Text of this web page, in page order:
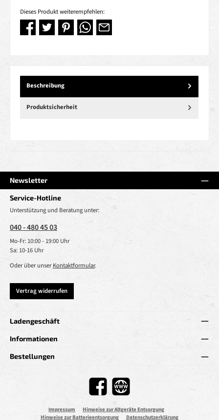
Dieses Produkt weiterempfehlen:
Beschreibung
Produktsicherheit
Newsletter
Service-Hotline
Unterstützung und Beratung unter:
040 - 480 45 03
Mo-Fr: 10:00 - 19:00 Uhr
Sa: 10-16 Uhr
Oder über unserKontaktformular.
Vertrag widerrufen
Ladengeschäft
Informationen
Bestellungen
Facebook Website
Impressum
Hinweise zur Altgeräte Entsorgung
Hinweise zur Batterieentsorgung
Datenschutzerklärung